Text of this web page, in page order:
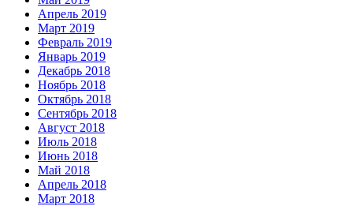
Апрель 2019
Март 2019
Февраль 2019
Январь 2019
Декабрь 2018
Ноябрь 2018
Октябрь 2018
Сентябрь 2018
Август 2018
Июль 2018
Июнь 2018
Май 2018
Апрель 2018
Март 2018